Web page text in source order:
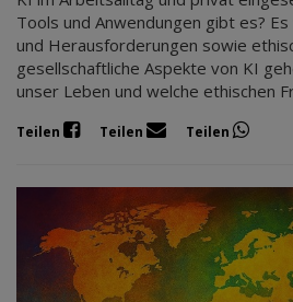
Tools und Anwendungen gibt es? Es
und Herausforderungen sowie
gesellschaftliche Aspekte von KI
unser Leben und welche ethischen
Teilen Teilen Teilen